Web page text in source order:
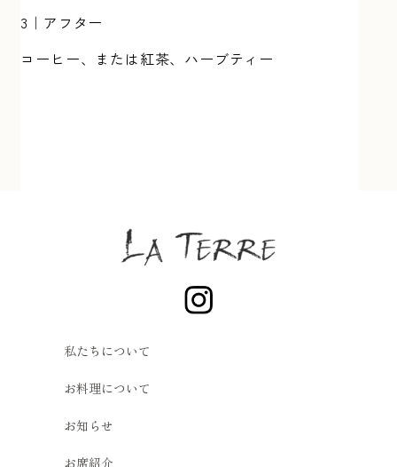
3｜アフター
コーヒー、または紅茶、ハーブティー
私たちについて
お料理について
お知らせ
お席紹介